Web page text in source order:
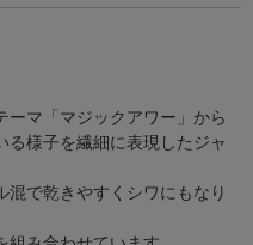
ーマ「マジックアワー」から
る様子を繊細に表現したジャ
で乾きやすくシワにもなり